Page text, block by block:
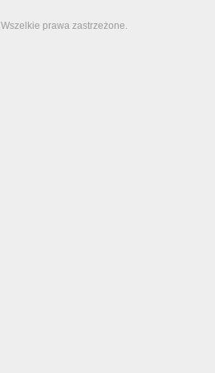
. Wszelkie prawa zastrzeżone.